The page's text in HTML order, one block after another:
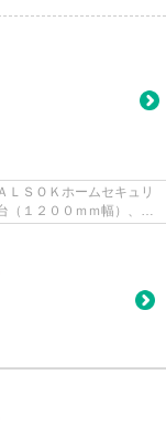
ＳＯＫホームセキュリ
（１２００ｍｍ幅）、ウ